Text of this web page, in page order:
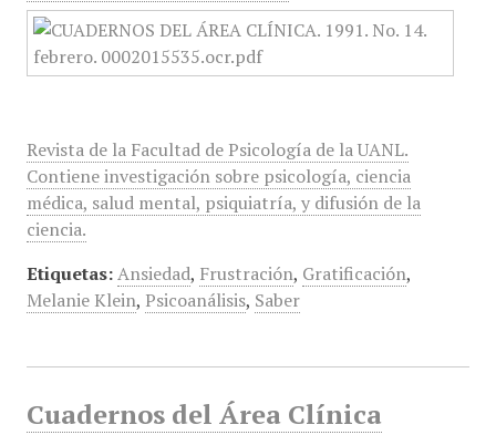
Revista de la Facultad de Psicología de la UANL.
Contiene investigación sobre psicología, ciencia
médica, salud mental, psiquiatría, y difusión de la
ciencia.
Etiquetas: Ansiedad, Frustración, Gratificación,
Melanie Klein, Psicoanálisis, Saber
Cuadernos del Área Clínica